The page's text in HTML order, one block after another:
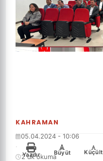
KAHRAMAN
05.04.2024 - 10:06
·
2 dk okuma
Yazdır
+
Büyüt
-
Küçült